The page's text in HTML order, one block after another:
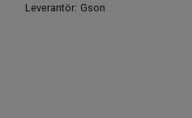
Leverantör: Gson